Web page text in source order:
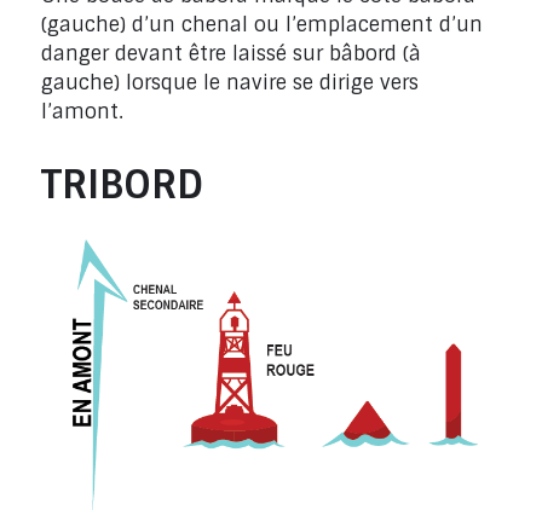
(gauche) d’un chenal ou l’emplacement d’un
danger devant être laissé sur bâbord (à
gauche) lorsque le navire se dirige vers
l’amont.
TRIBORD